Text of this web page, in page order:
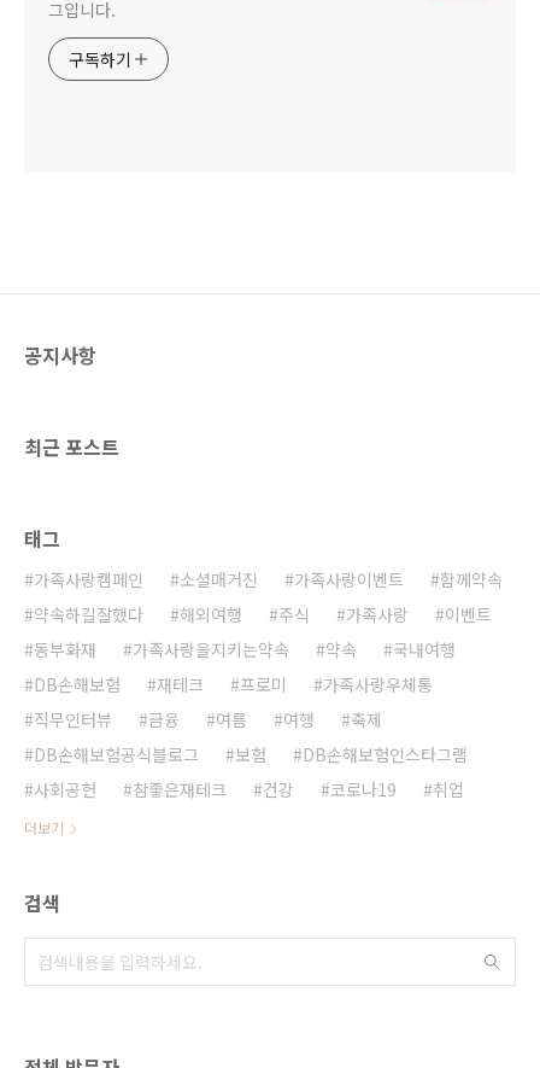
그입니다.
구독하기
공지사항
최근 포스트
태그
가족사랑캠페인 소셜매거진 가족사랑이벤트
함께약속
약속하길잘했다
해외여행 주식 가족사랑
이벤트
동부화재
가족사랑을지키는약속 약속
국내여행
DB손해보험
재테크 프로미
가족사랑우체통
직무인터뷰
금융 여름 여행
축제
DB손해보험공식블로그
보험
DB손해보험인스타그램
사회공헌
참좋은재테크 건강 코로나19 취업
더보기
검색